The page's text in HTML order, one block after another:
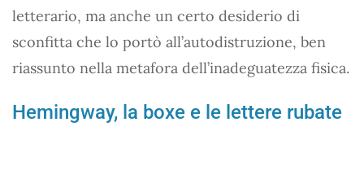
letterario, ma anche un certo desiderio di
sconfitta che lo portò all’autodistruzione, ben
riassunto nella metafora dell’inadeguatezza fisica.
Hemingway, la boxe e le lettere rubate